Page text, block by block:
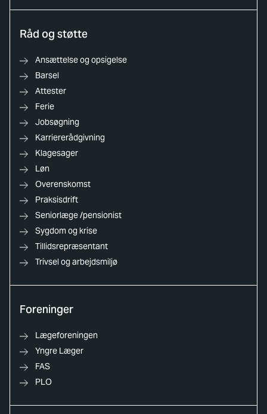
Råd og støtte
Ansættelse og opsigelse
Barsel
Attester
Ferie
Jobsøgning
Karriererådgivning
Klagesager
Løn
Overenskomst
Praksisdrift
Seniorlæge /pensionist
Sygdom og krise
Tillidsrepræsentant
Trivsel og arbejdsmiljø
Foreninger
Lægeforeningen
Yngre Læger
FAS
PLO